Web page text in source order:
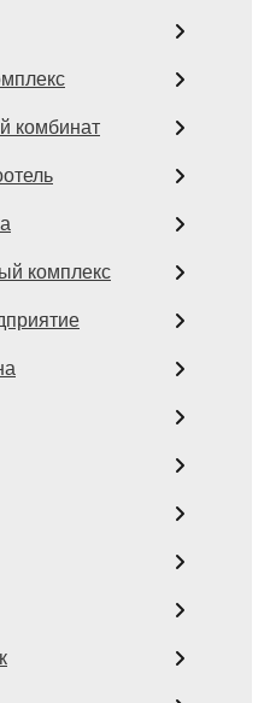
комбинат
комплекс